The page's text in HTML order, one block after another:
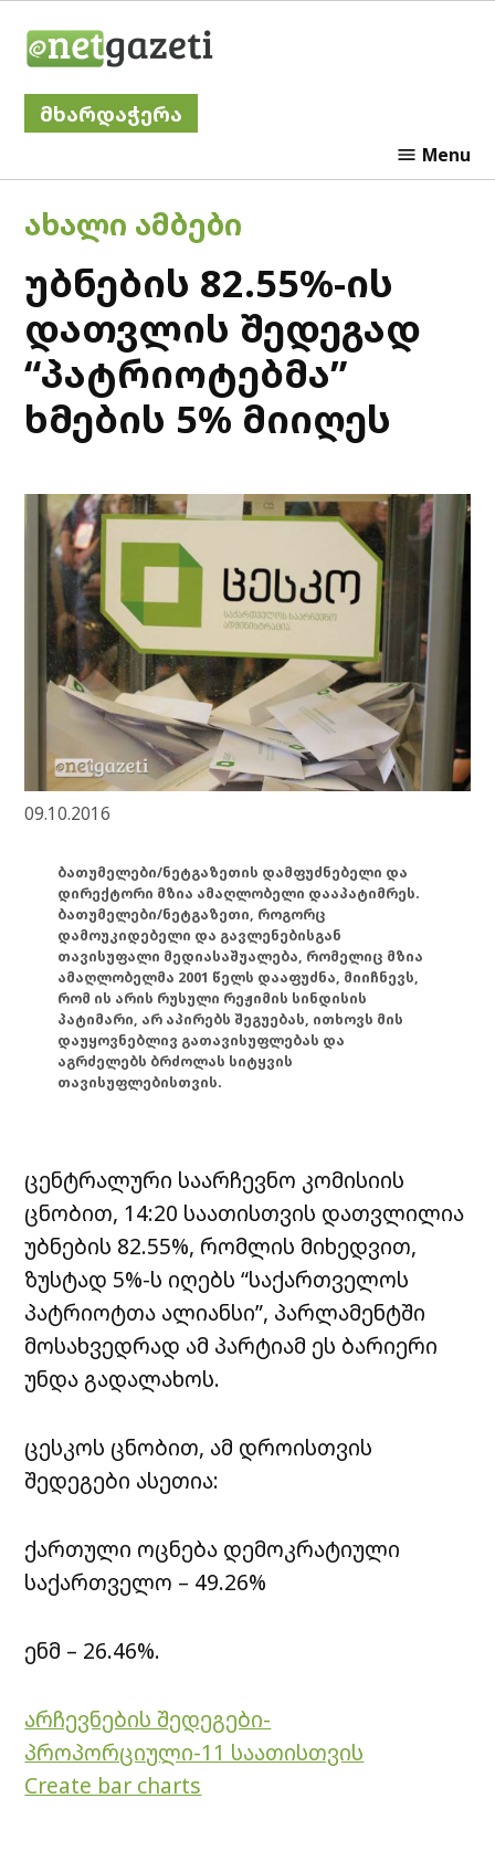
მხარდაჭერა
Menu
POSTED
IN
ᲐᲮᲐᲚᲘ ᲐᲛᲑᲔᲑᲘ
უბნების 82.55%-ის
დათვლის შედეგად
“პატრიოტებმა”
ხმების 5% მიიღეს
09.10.2016
ბათუმელები/ნეტგაზეთის დამფუძნებელი და
დირექტორი მზია ამაღლობელი დააპატიმრეს.
ბათუმელები/ნეტგაზეთი, როგორც
დამოუკიდებელი და გავლენებისგან
თავისუფალი მედიასაშუალება, რომელიც მზია
ამაღლობელმა 2001 წელს დააფუძნა, მიიჩნევს,
რომ ის არის რუსული რეჟიმის სინდისის
პატიმარი, არ აპირებს შეგუებას, ითხოვს მის
დაუყოვნებლივ გათავისუფლებას და
აგრძელებს ბრძოლას სიტყვის
თავისუფლებისთვის.
ცენტრალური საარჩევნო კომისიის
ცნობით, 14:20 საათისთვის დათვლილია
უბნების 82.55%, რომლის მიხედვით,
ზუსტად 5%-ს იღებს “საქართველოს
პატრიოტთა ალიანსი”, პარლამენტში
მოსახვედრად ამ პარტიამ ეს ბარიერი
უნდა გადალახოს.
ცესკოს ცნობით, ამ დროისთვის
შედეგები ასეთია:
ქართული ოცნება დემოკრატიული
საქართველო – 49.26%
ენმ – 26.46%.
არჩევნების შედეგები-
პროპორციული-11 საათისთვის
Create bar charts